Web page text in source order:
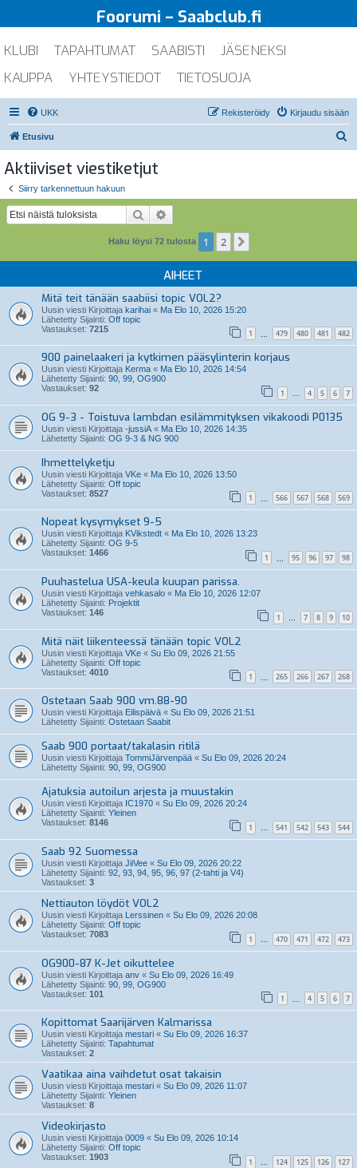
Foorumi – Saabclub.fi
KLUBI TAPAHTUMAT SAABISTI
JÄSENEKSI
KAUPPA
YHTEYSTIEDOT TIETOSUOJA
UKK Kirjaudu sisään
Rekisteröidy
Etusivu
Aktiiviset viestiketjut
Siirry tarkennettuun hakuun
Etsi
Haku löysi 72 tulosta 1 2
AIHEET
Mitä teit tänään saabiisi topic VOL2?
Uusin viesti Kirjoittaja karihai « Ma Elo 10, 2026 15:20
Lähetetty Sijainti: Off topic
Vastaukset: 7215 1 479 480 481 482
900 painelaakeri ja kytkimen pääsylinterin korjaus
Uusin viesti Kirjoittaja Kerma « Ma Elo 10, 2026 14:54
Lähetetty Sijainti: 90, 99, OG900
Vastaukset: 92 1 … 4 5 6 7
OG 9-3 - Toistuva lambdan esilämmityksen vikakoodi P0135
Uusin viesti Kirjoittaja -jussiA « Ma Elo 10, 2026 14:35
Lähetetty Sijainti: OG 9-3 & NG 900
Ihmettelyketju
Uusin viesti Kirjoittaja VKe « Ma Elo 10, 2026 13:50
Lähetetty Sijainti: Off topic
Vastaukset: 8527 1 566 567 568 569
Nopeat kysymykset 9-5
Uusin viesti Kirjoittaja KVikstedt « Ma Elo 10, 2026 13:23
Lähetetty Sijainti: OG 9-5
Vastaukset: 1466 1 95 96 97 98
Puuhastelua USA-keula kuupan parissa.
Uusin viesti Kirjoittaja vehkasalo « Ma Elo 10, 2026 12:07
Lähetetty Sijainti: Projektit
Vastaukset: 146 1 … 7 8 9 10
Mitä näit liikenteessä tänään topic VOL2
Uusin viesti Kirjoittaja VKe « Su Elo 09, 2026 21:55
Lähetetty Sijainti: Off topic
Vastaukset: 4010 1 265 266 267 268
Ostetaan Saab 900 vm.88-90
Uusin viesti Kirjoittaja Eilispäivä « Su Elo 09, 2026 21:51
Lähetetty Sijainti: Ostetaan Saabit
Saab 900 portaat/takalasin ritilä
Uusin viesti Kirjoittaja TommiJärvenpää « Su Elo 09, 2026 20:24
Lähetetty Sijainti: 90, 99, OG900
Ajatuksia autoilun arjesta ja muustakin
Uusin viesti Kirjoittaja IC1970 « Su Elo 09, 2026 20:24
Lähetetty Sijainti: Yleinen
Vastaukset: 8146 1 … 541 542 543 544
Saab 92 Suomessa
Uusin viesti Kirjoittaja JiiVee « Su Elo 09, 2026 20:22
Lähetetty Sijainti: 92, 93, 94, 95, 96, 97 (2-tahti ja V4)
Vastaukset: 3
Nettiauton löydöt VOL2
Uusin viesti Kirjoittaja Lerssinen « Su Elo 09, 2026 20:08
Lähetetty Sijainti: Off topic
Vastaukset: 7083 1 … 470 471 472 473
OG900-87 K-Jet oikuttelee
Uusin viesti Kirjoittaja anv « Su Elo 09, 2026 16:49
Lähetetty Sijainti: 90, 99, OG900
Vastaukset: 101 1 4 5 6 7
Kopittomat Saarijärven Kalmarissa
Uusin viesti Kirjoittaja mestari « Su Elo 09, 2026 16:37
Lähetetty Sijainti: Tapahtumat
Vastaukset: 2
Vaatikaa aina vaihdetut osat takaisin
Uusin viesti Kirjoittaja mestari « Su Elo 09, 2026 11:07
Lähetetty Sijainti: Yleinen
Vastaukset: 8
Videokirjasto
Uusin viesti Kirjoittaja 0009 « Su Elo 09, 2026 10:14
Lähetetty Sijainti: Off topic
Vastaukset: 1903 1 … 124 125 126 127